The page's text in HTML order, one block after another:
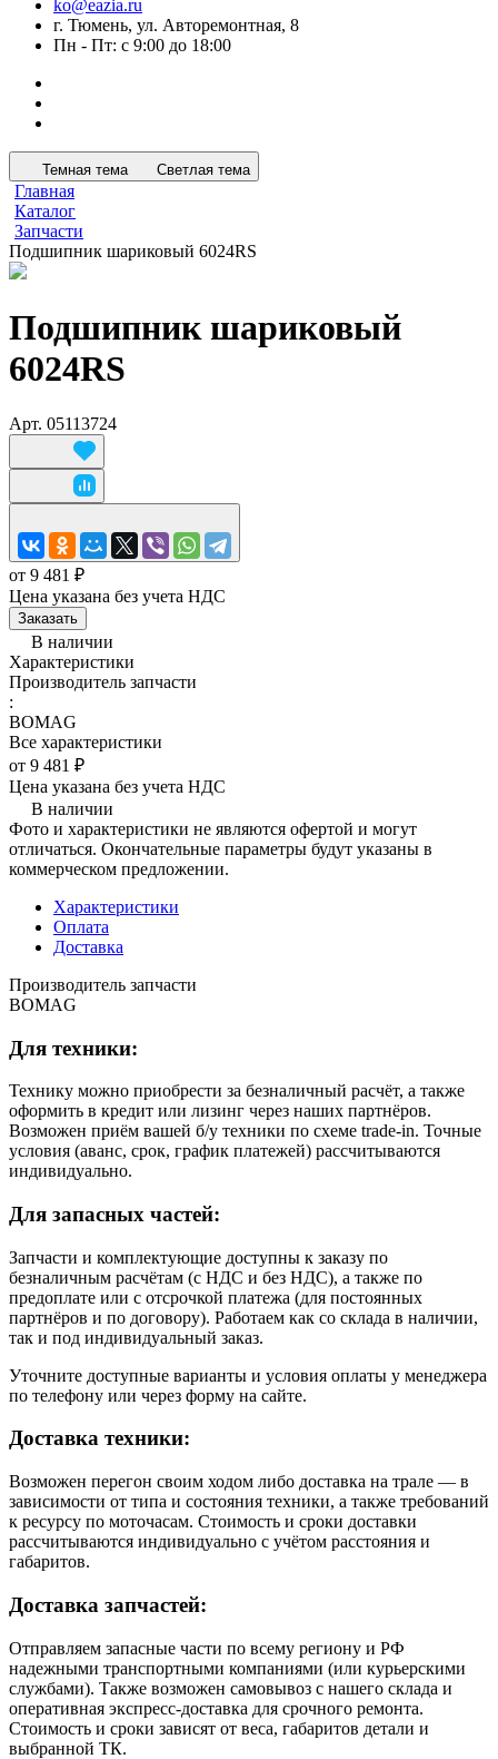
ko@eazia.ru
г. Тюмень, ул. Авторемонтная, 8
Пн - Пт: с 9:00 до 18:00
Темная тема Светлая тема
Главная
Каталог
Запчасти
Подшипник шариковый 6024RS
Подшипник шариковый
6024RS
Арт. 05113724
от 9 481 ₽
Цена указана без учета НДС
Заказать
В наличии
Характеристики
Производитель запчасти
:
BOMAG
Все характеристики
от 9 481 ₽
Цена указана без учета НДС
В наличии
Фото и характеристики не являются офертой и могут
отличаться. Окончательные параметры будут указаны в
коммерческом предложении.
Характеристики
Оплата
Доставка
Производитель запчасти
BOMAG
Для техники:
Технику можно приобрести за безналичный расчёт, а также
оформить в кредит или лизинг через наших партнёров.
Возможен приём вашей б/у техники по схеме trade-in. Точные
условия (аванс, срок, график платежей) рассчитываются
индивидуально.
Для запасных частей:
Запчасти и комплектующие доступны к заказу по
безналичным расчётам (с НДС и без НДС), а также по
предоплате или с отсрочкой платежа (для постоянных
партнёров и по договору). Работаем как со склада в наличии,
так и под индивидуальный заказ.
Уточните доступные варианты и условия оплаты у менеджера
по телефону или через форму на сайте.
Доставка техники:
Возможен перегон своим ходом либо доставка на трале — в
зависимости от типа и состояния техники, а также требований
к ресурсу по моточасам. Стоимость и сроки доставки
рассчитываются индивидуально с учётом расстояния и
габаритов.
Доставка запчастей:
Отправляем запасные части по всему региону и РФ
надежными транспортными компаниями (или курьерскими
службами). Также возможен самовывоз с нашего склада и
оперативная экспресс-доставка для срочного ремонта.
Стоимость и сроки зависят от веса, габаритов детали и
выбранной ТК.